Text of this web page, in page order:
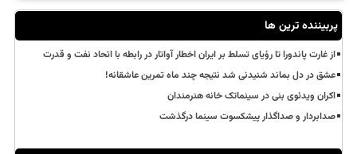
پربیننده ترین ها
از غارت پاندورا تا رؤیای تسلط بر ایران اخطار آواتار در رابطه با اتحاد نفت و قدرت
عشق در دل بماند شنیدنی شد نتیجه چند ماه تمرین عاشقانه!
اکران ویدئوی بنی در سینماتک خانه هنرمندان
صدابردار و صداگذار پیشکسوت سینما درگذشت